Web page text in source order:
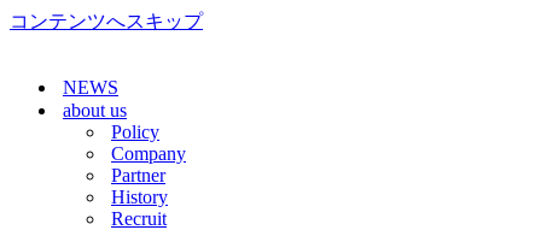
コンテンツへスキップ
NEWS
about us
Policy
Company
Partner
History
Recruit